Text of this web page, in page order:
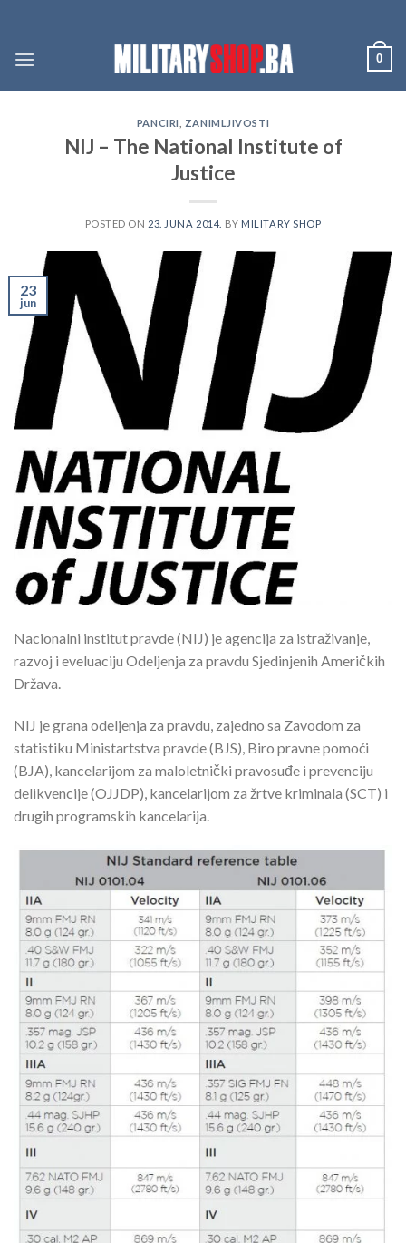
content
0
PANCIRI ZANIMLJIVOSTI
NIJ – The National Institute of
Justice
POSTED ON 23. JUNA 2014. BY MILITARY SHOP
23
jun
Nacionalni institut pravde (NIJ) je agencija za istraživanje,
razvoj i eveluaciju Odeljenja za pravdu Sjedinjenih Američkih
Država.
NIJ je grana odeljenja za pravdu, zajedno sa Zavodom za
statistiku Ministartstva pravde (BJS), Biro pravne pomoći
(BJA), kancelarijom za maloletnički pravosuđe i prevenciju
delikvencije (OJJDP), kancelarijom za žrtve kriminala (SCT) i
drugih programskih kancelarija.